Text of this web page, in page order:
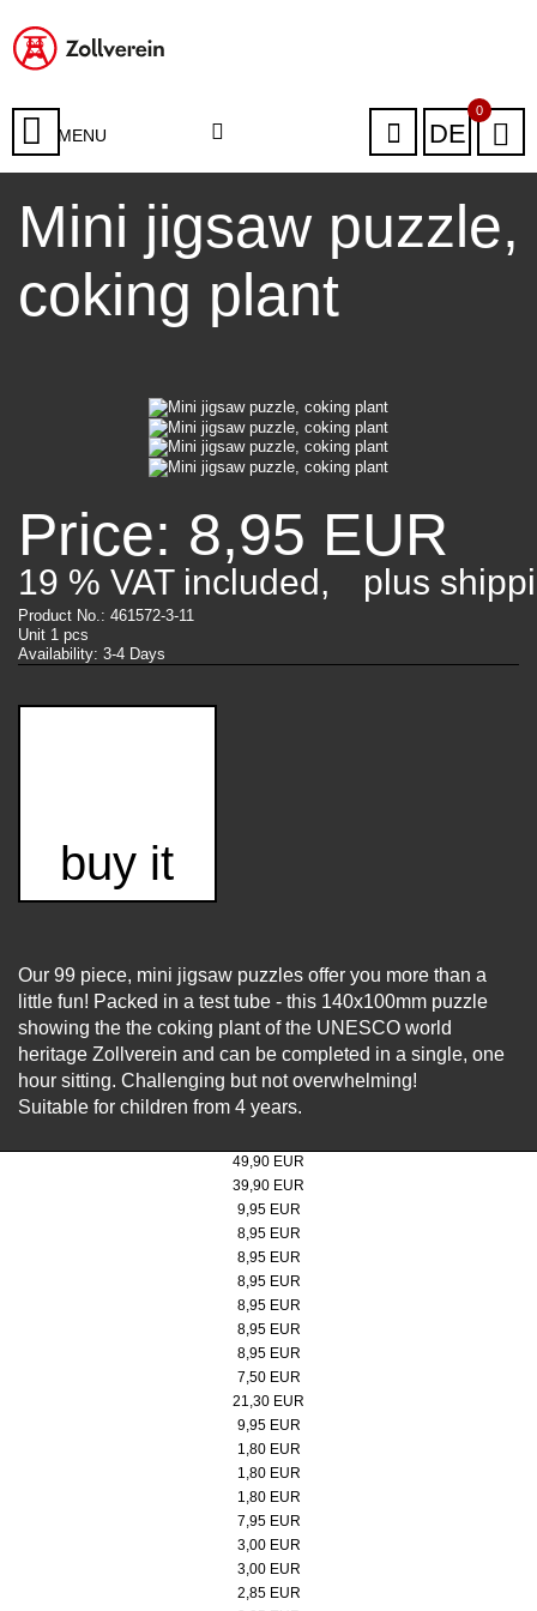
MENU DE
0
Mini jigsaw puzzle,
coking plant
Price: 8,95 EUR
19 % VAT included, plus
Product No.: 461572-3-11
Unit 1 pcs
Availability: 3-4 Days
buy it
Our 99 piece, mini jigsaw puzzles offer you more than a
little fun! Packed in a test tube - this 140x100mm puzzle
showing the the coking plant of the UNESCO world
heritage Zollverein and can be completed in a single, one
hour sitting. Challenging but not overwhelming!
Suitable for children from 4 years.
49,90 EUR
Steiff Teddy Bear 21cm
39,90 EUR
Poster Doppelbock sunset
9,95 EUR
Mini jigsaw puzzle, Doppelbock
8,95 EUR
Mini jigsaw puzzle, coking plant
8,95 EUR
Mini jigsaw puzzle, Doppelbock Extraschicht
8,95 EUR
Mini jigsaw puzzle, Doppelbock Extraschicht
8,95 EUR
Mini jigsaw puzzle, factory swimming pool
8,95 EUR
Mini jigsaw puzzle, site plan
8,95 EUR
Rubber duck
7,50 EUR
Golf pitchfork
21,30 EUR
Music box Steigerlied, Zollverein-Edition
9,95 EUR
Button, red on white
1,80 EUR
Button, black
1,80 EUR
Button, red
1,80 EUR
Jacket and handbag holder
7,95 EUR
Fridge magnet & bottle opener, black/white
3,00 EUR
Fridge magnet & bottle opener, black/red
3,00 EUR
Stickpin on card
2,85 EUR
Felt key fob "Zollverein"